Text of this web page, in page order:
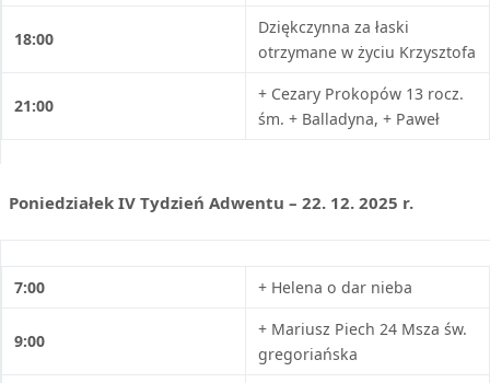
18:00
Dziękczynna za łaski
otrzymane w życiu Krzysztofa
21:00
+ Cezary Prokopów 13 rocz.
śm. + Balladyna, + Paweł
Poniedziałek IV Tydzień Adwentu – 22. 12. 2025 r.
7:00 + Helena o dar nieba
9:00
+ Mariusz Piech 24 Msza św.
gregoriańska